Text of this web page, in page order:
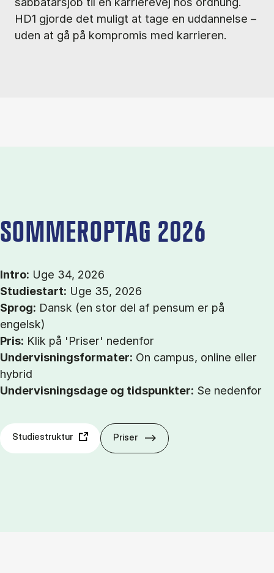
HD1 gjorde det muligt at tage en uddannelse –
uden at gå på kompromis med karrieren.
SOMMEROPTAG 2026
Intro: Uge 34, 2026
Studiestart: Uge 35, 2026
Sprog: Dansk (en stor del af pensum er på
engelsk)
Pris: Klik på 'Priser' nedenfor
Undervisningsformater: On campus, online eller
hybrid
Undervisningsdage og tidspunkter: Se nedenfor
Studiestruktur Priser